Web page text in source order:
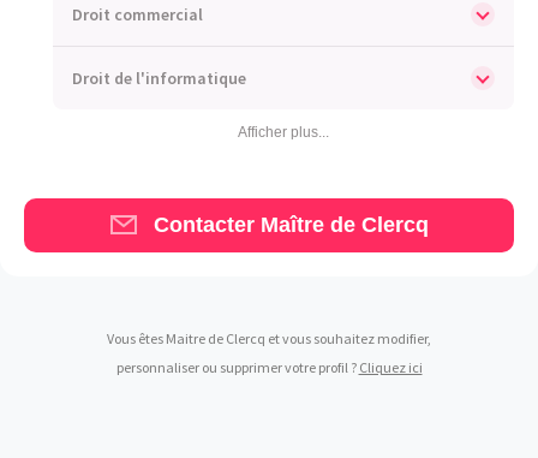
Droit commercial
Droit de l'informatique
Afficher plus...
Contacter Maître de Clercq
Vous êtes Maitre de Clercq et vous souhaitez modifier,
personnaliser ou supprimer votre profil ? Cliquez ici